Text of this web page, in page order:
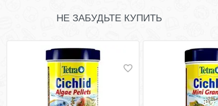
НЕ ЗАБУДЬТЕ КУПИТЬ